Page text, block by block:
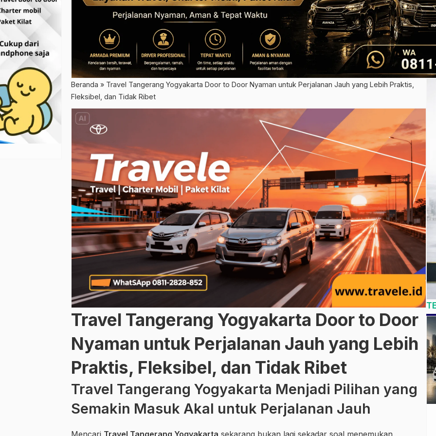
Beranda » Travel Tangerang Yogyakarta Door to Door Nyaman untuk Perjalanan Jauh yang Lebih Praktis,
Fleksibel, dan Tidak Ribet
Travel Tangerang Yogyakarta Door to Door
Nyaman untuk Perjalanan Jauh yang Lebih
Praktis, Fleksibel, dan Tidak Ribet
Travel Tangerang Yogyakarta Menjadi Pilihan yang
Semakin Masuk Akal untuk Perjalanan Jauh